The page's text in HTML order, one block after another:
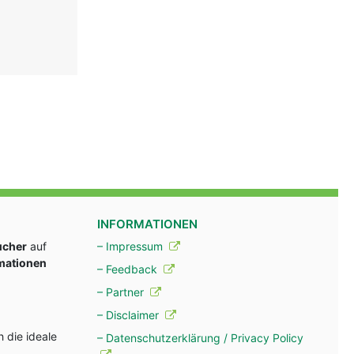
auf
die ideale
INFORMATIONEN
– Impressum
– Feedback
– Partner
– Disclaimer
– Datenschutzerklärung / Privacy Policy